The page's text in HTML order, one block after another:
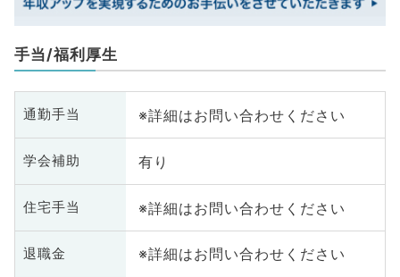
手当/福利厚生
通勤手当 ※詳細はお問い合わせください
学会補助 有り
住宅手当 ※詳細はお問い合わせください
退職金 ※詳細はお問い合わせください